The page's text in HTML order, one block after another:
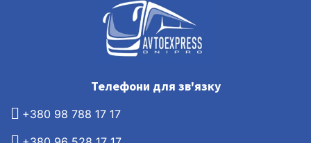
Телефони для зв'язку
+380 98 788 17 17